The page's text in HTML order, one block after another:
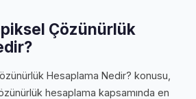
Çözünürlük
Hesaplama Nedir? konusu,
hesaplama kapsamında en